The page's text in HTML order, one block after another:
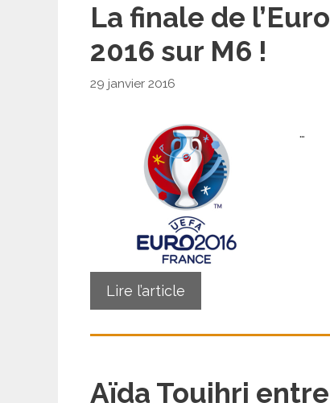
La finale de l’Euro
2016 sur M6 !
29 janvier 2016
…
Lire l’article
Aïda Touihri entre